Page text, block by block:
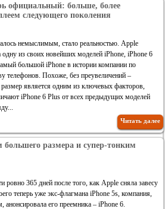
официальный: больше, более
следующего поколения
немыслимым, стало реальностью. Apple
одну из своих новейших моделей iPhone, iPhone 6
большой iPhone в истории компании по
телефонов. Похоже, без преувеличений –
является одним из ключевых факторов,
iPhone 6 Plus от всех предыдущих моделей
Читать далее
большего размера и супер-тонким
ровно 365 дней после того, как Apple сняла завесу
теперь уже экс-флагмана iPhone 5s, компания,
анонсировала его преемника – iPhone 6.